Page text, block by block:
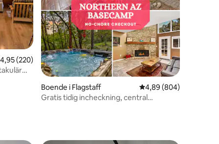
av 5 i genomsnittligt betyg, 220 omdömen
4,95 (220)
Boende i Flagstaff 4,89 av 5 i
4,89 (804)
Gratis tidig incheckning, central